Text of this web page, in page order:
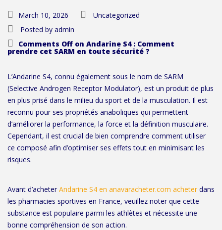
March 10, 2026
Uncategorized
Posted by admin
Comments Off on Andarine S4 : Comment
prendre cet SARM en toute sécurité ?
L’Andarine S4, connu également sous le nom de SARM
(Selective Androgen Receptor Modulator), est un produit de plus
en plus prisé dans le milieu du sport et de la musculation. Il est
reconnu pour ses propriétés anaboliques qui permettent
d’améliorer la performance, la force et la définition musculaire.
Cependant, il est crucial de bien comprendre comment utiliser
ce composé afin d’optimiser ses effets tout en minimisant les
risques.
Avant d’acheter Andarine S4 en anavaracheter.com acheter dans
les pharmacies sportives en France, veuillez noter que cette
substance est populaire parmi les athlètes et nécessite une
bonne compréhension de son action.